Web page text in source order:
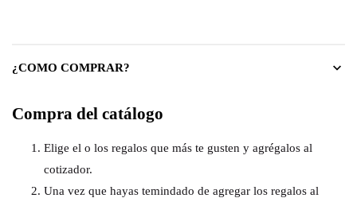
¿COMO COMPRAR?
Compra del catálogo
Elige el o los regalos que más te gusten y agrégalos al
cotizador.
Una vez que hayas temindado de agregar los regalos al